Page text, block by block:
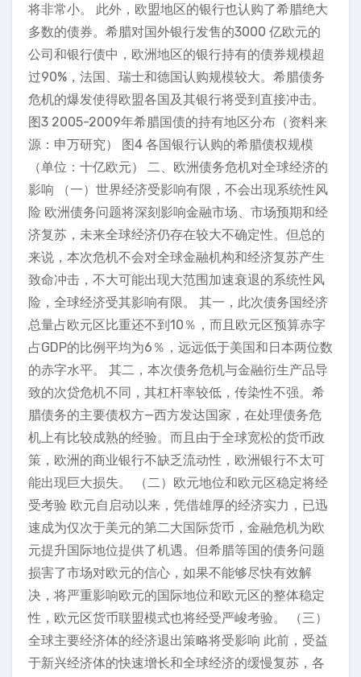
将非常小。 此外，欧盟地区的银行也认购了希腊绝大
多数的债券。希腊对国外银行发售的3000 亿欧元的
公司和银行债中，欧洲地区的银行持有的债券规模超
过90%，法国、瑞士和德国认购规模较大。希腊债务
危机的爆发使得欧盟各国及其银行将受到直接冲击。
图3 2005-2009年希腊国债的持有地区分布（资料来
源：申万研究） 图4 各国银行认购的希腊债权规模
（单位：十亿欧元） 二、欧洲债务危机对全球经济的
影响 （一）世界经济受影响有限，不会出现系统性风
险 欧洲债务问题将深刻影响金融市场、市场预期和经
济复苏，未来全球经济仍存在较大不确定性。但总的
来说，本次危机不会对全球金融机构和经济复苏产生
致命冲击，不大可能出现大范围加速衰退的系统性风
险，全球经济受其影响有限。 其一，此次债务国经济
总量占欧元区比重还不到10％，而且欧元区预算赤字
占GDP的比例平均为6％，远远低于美国和日本两位数
的赤字水平。 其二，本次债务危机与金融衍生产品导
致的次贷危机不同，其杠杆率较低，传染性不强。希
腊债务的主要债权方—西方发达国家，在处理债务危
机上有比较成熟的经验。而且由于全球宽松的货币政
策，欧洲的商业银行不缺乏流动性，欧洲银行不太可
能出现巨大损失。 （二）欧元地位和欧元区稳定将经
受考验 欧元自启动以来，凭借雄厚的经济实力，已迅
速成为仅次于美元的第二大国际货币，金融危机为欧
元提升国际地位提供了机遇。但希腊等国的债务问题
损害了市场对欧元的信心，如果不能够尽快有效解
决，将严重影响欧元的国际地位和欧元区的整体稳定
性，欧元区货币联盟模式也将经受严峻考验。 （三）
全球主要经济体的经济退出策略将受影响 此前，受益
于新兴经济体的快速增长和全球经济的缓慢复苏，各